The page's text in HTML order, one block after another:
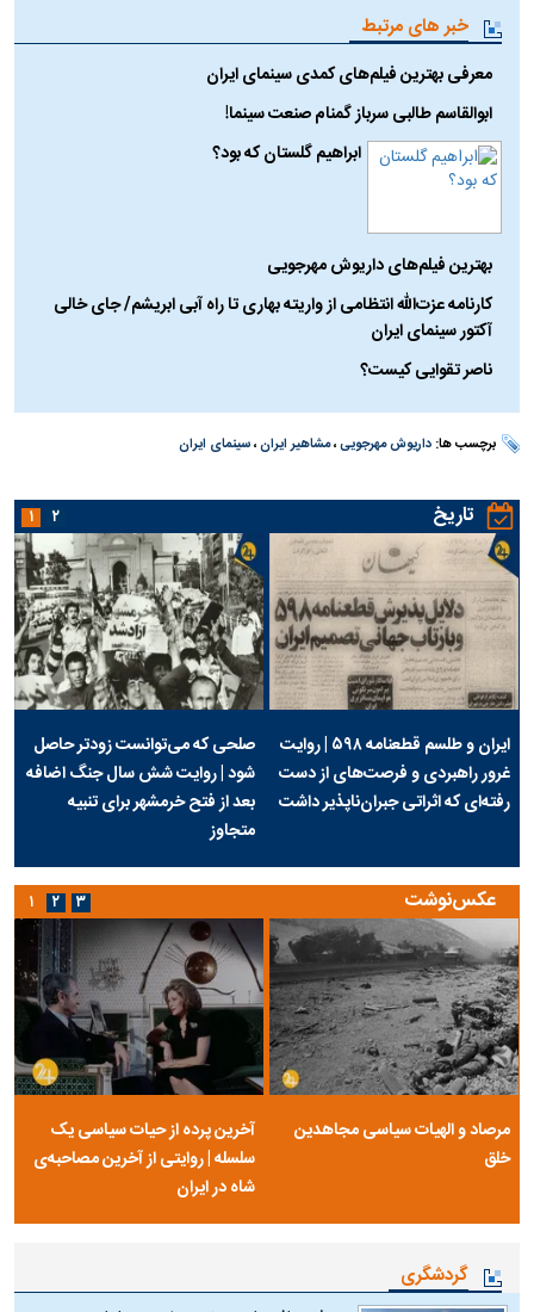
خبر های مرتبط
معرفی بهترین فیلم‌های کمدی سینمای ایران
ابوالقاسم طالبی سرباز گمنام صنعت سینما!
ابراهیم گلستان که بود؟
بهترین فیلم‌های داریوش مهرجویی
کارنامه عزت‌الله انتظامی از واریته بهاری تا راه آبی ابریشم/ جای خالی
آکتور سینمای ایران
ناصر تقوایی کیست؟
برچسب ها:داریوش مهرجویی،مشاهیر ایران،سینمای ایران
تاریخ
ایران و طلسم قطعنامه ۵۹۸ | روایت
غرور راهبردی و فرصت‌های از دست
رفته‌ای که اثراتی جبران‌ناپذیر داشت
صلحی که می‌توانست زودتر حاصل
شود | روایت شش سال جنگ اضافه
بعد از فتح خرمشهر برای تنبیه
متجاوز
۱ ۲
عکس‌نوشت
مرصاد و الهیات سیاسی مجاهدین
خلق
آخرین پرده از حیات سیاسی یک
سلسله | روایتی از آخرین مصاحبه‌ی
شاه در ایران
۱ ۲ ۳
گردشگری